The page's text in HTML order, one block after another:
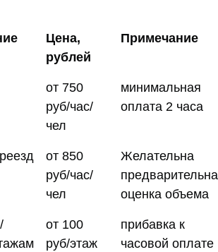
Цена,
рублей
Примечание
от 750
руб/час/
чел
минимальная
оплата 2 часа
от 850
руб/час/
чел
Желательна
оценка объема
от 100
руб/этаж
прибавка к
часовой оплате